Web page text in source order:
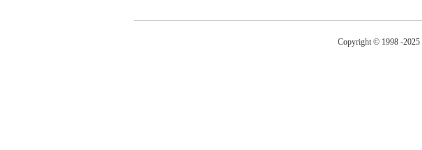
Copyright © 1998 -2025